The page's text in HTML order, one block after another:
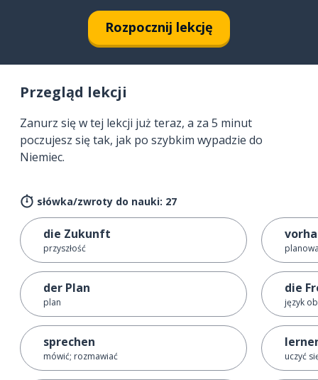
Rozpocznij lekcję
Przegląd lekcji
Zanurz się w tej lekcji już teraz, a za 5 minut
poczujesz się tak, jak po szybkim wypadzie do
Niemiec.
słówka/zwroty do nauki: 27
die Zukunft
przyszłość
der Plan
plan
sprechen
mówić; rozmawiać
die
język
uczyć